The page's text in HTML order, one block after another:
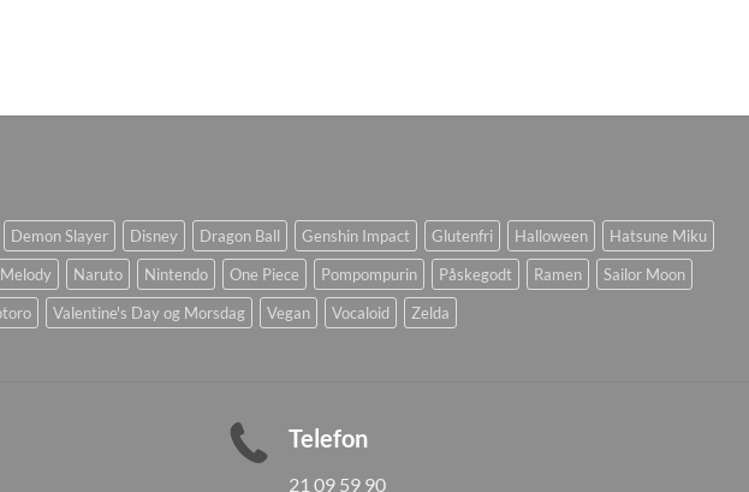
Demon Slayer Disney Dragon Ball Genshin Impact Glutenfri Halloween
Hatsune Miku
Naruto Nintendo One Piece Pompompurin Påskegodt Ramen
Sailor Moon
Valentine's Day og Morsdag Vegan Vocaloid Zelda
Telefon
21 09 59 90